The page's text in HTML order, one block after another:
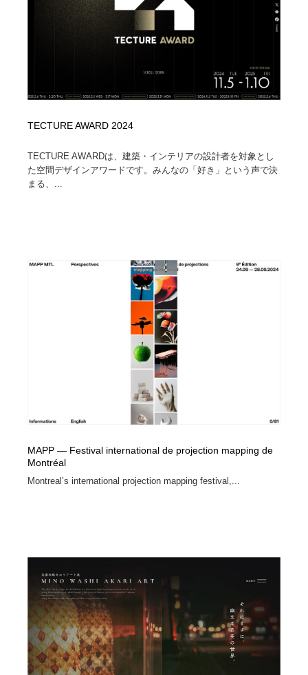
TECTURE AWARD 2024
TECTURE AWARDは、建築・インテリアの設計者を対象とし
た空間デザインアワードです。みんなの「好き」という声で決
まる、...
MAPP — Festival international de projection mapping de
Montréal
Montreal’s international projection mapping festival,...